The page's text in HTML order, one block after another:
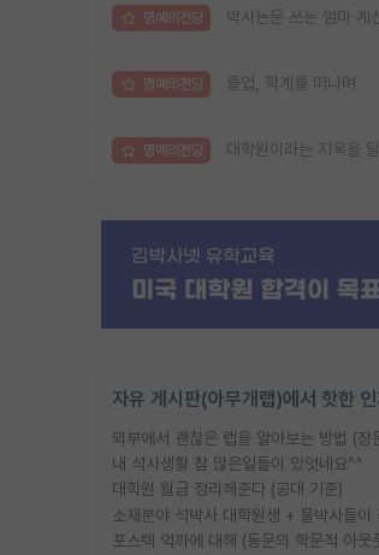
명예의전당 박사논문 쓰는 엄마 계
명예의전당 졸업, 학계를 떠나며
명예의전당 대학원이라는 지옥을
자유 게시판(아무개랩)에서 핫한
외부에서 괜찮은 랩을 알아보는 방법 (장
내 석사생활 참 많은일들이 있엇네요^^
대학원 월급 정리해준다 (공대 기준)
소재분야 석박사 대학원생 + 물박사들이